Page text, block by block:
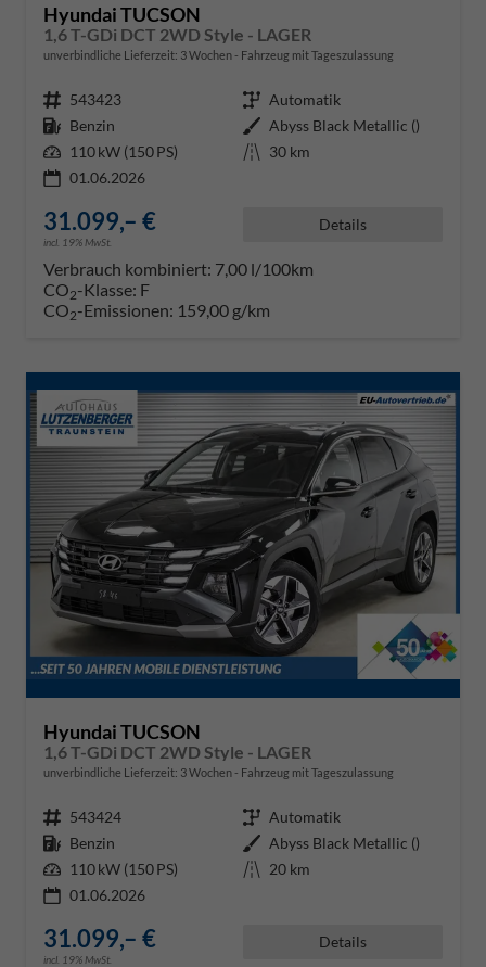
Hyundai TUCSON
1,6 T-GDi DCT 2WD Style - LAGER
unverbindliche Lieferzeit: 3 Wochen Fahrzeug mit Tageszulassung
Fahrzeugnr. 543423 Getriebe Automatik
Kraftstoff Benzin Außenfarbe Abyss Black Metallic ()
Leistung 110 kW (150 PS) Kilometerstand 30 km
01.06.2026
31.099,– €
incl. 19% MwSt.
Details
Verbrauch kombiniert: 7,00 l/100km
CO2-Klasse: F
CO2-Emissionen: 159,00 g/km
Hyundai TUCSON
1,6 T-GDi DCT 2WD Style - LAGER
unverbindliche Lieferzeit: 3 Wochen Fahrzeug mit Tageszulassung
Fahrzeugnr. 543424 Getriebe Automatik
Kraftstoff Benzin Außenfarbe Abyss Black Metallic ()
Leistung 110 kW (150 PS) Kilometerstand 20 km
01.06.2026
31.099,– €
incl. 19% MwSt.
Details